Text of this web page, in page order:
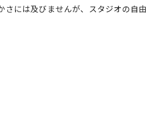
さには及びませんが、スタジオの